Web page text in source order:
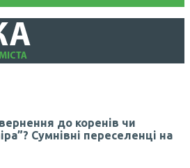
до коренів чи
Сумнівні переселенці на